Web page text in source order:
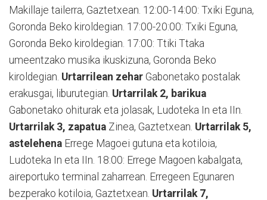
Makillaje tailerra, Gaztetxean. 12:00-14:00: Txiki Eguna,
Goronda Beko kiroldegian. 17:00-20:00: Txiki Eguna,
Goronda Beko kiroldegian. 17:00: Ttiki Ttaka
umeentzako musika ikuskizuna, Goronda Beko
kiroldegian. Urtarrilean zehar Gabonetako postalak
erakusgai, liburutegian. Urtarrilak 2, barikua
Gabonetako ohiturak eta jolasak, Ludoteka In eta IIn.
Urtarrilak 3, zapatua Zinea, Gaztetxean. Urtarrilak 5,
astelehena Errege Magoei gutuna eta kotiloia,
Ludoteka In eta IIn. 18:00: Errege Magoen kabalgata,
aireportuko terminal zaharrean. Erregeen Egunaren
bezperako kotiloia, Gaztetxean. Urtarrilak 7,